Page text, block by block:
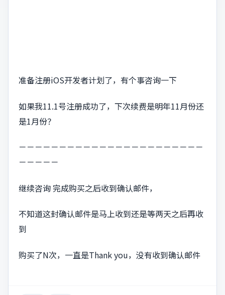
准备注册iOS开发者计划了，有个事咨询一下
如果我11.1号注册成功了，下次续费是明年11月份还
是1月份？
－－－－－－－－－－－－－－－－－－－－－－－
－－－－－
继续咨询 完成购买之后收到确认邮件，
不知道这封确认邮件是马上收到还是等两天之后再收
到
购买了N次，一直是Thank you，没有收到确认邮件